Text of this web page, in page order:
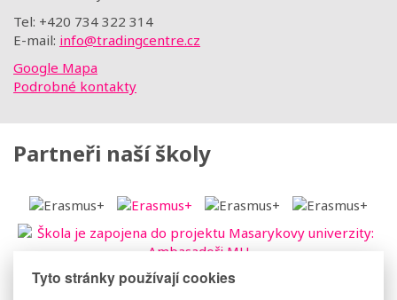
Tel: +420 734 322 314
E-mail: info@tradingcentre.cz
Google Mapa
Podrobné kontakty
Partneři naší školy
Tyto stránky používají cookies